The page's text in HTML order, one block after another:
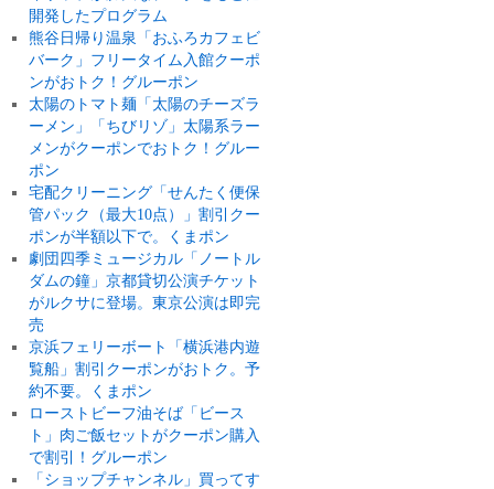
開発したプログラム
熊谷日帰り温泉「おふろカフェビ
バーク」フリータイム入館クーポ
ンがおトク！グルーポン
太陽のトマト麺「太陽のチーズラ
ーメン」「ちびリゾ」太陽系ラー
メンがクーポンでおトク！グルー
ポン
宅配クリーニング「せんたく便保
管パック（最大10点）」割引クー
ポンが半額以下で。くまポン
劇団四季ミュージカル「ノートル
ダムの鐘」京都貸切公演チケット
がルクサに登場。東京公演は即完
売
京浜フェリーボート「横浜港内遊
覧船」割引クーポンがおトク。予
約不要。くまポン
ローストビーフ油そば「ビース
ト」肉ご飯セットがクーポン購入
で割引！グルーポン
「ショップチャンネル」買ってす